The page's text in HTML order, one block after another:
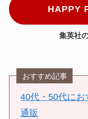
HAPPY
集英社
おすすめ記事
40代・50代に
通販